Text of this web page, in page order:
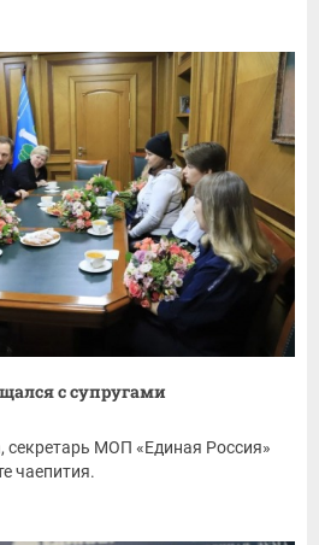
с супругами
секретарь МОП «Единая Россия»
чаепития.